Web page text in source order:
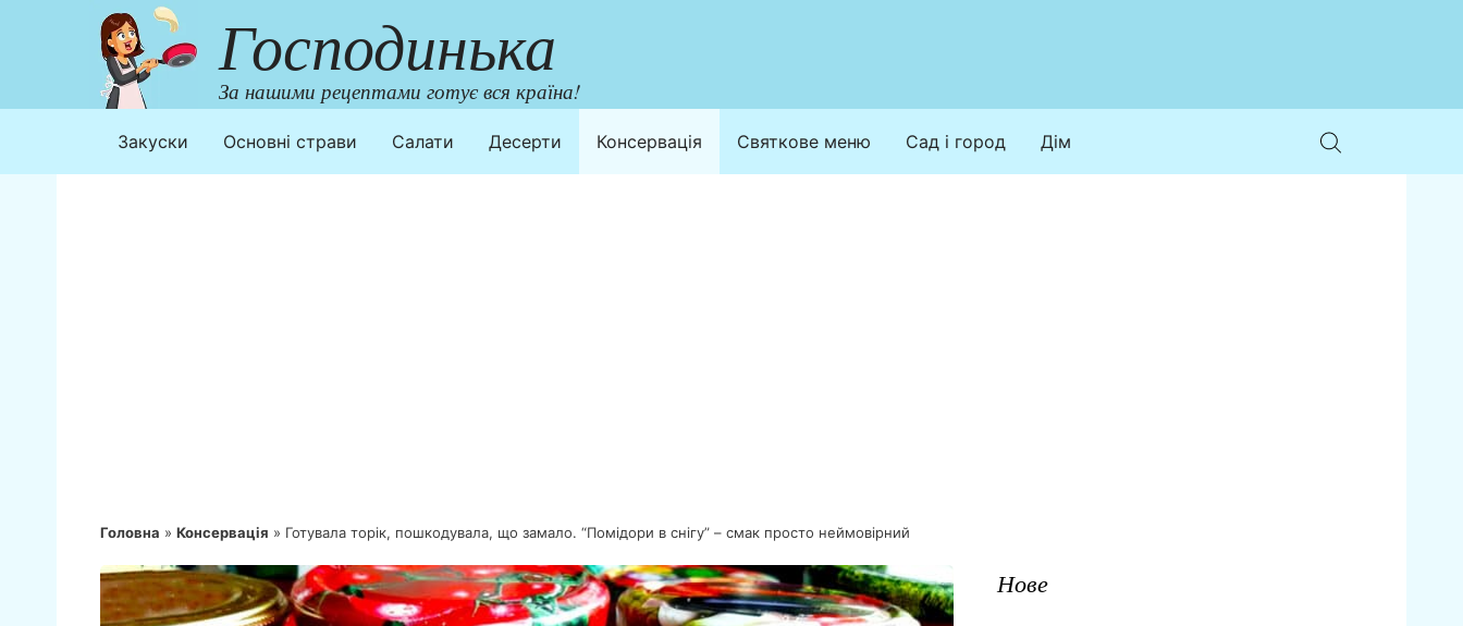
Господинька
За нашими рецептами готує вся країна!
Закуски Основні страви Салати Десерти Консервація Святкове меню Сад і город Дім
Головна » Консервація » Готувала торік, пошкодувала, що замало. “Помідори в снігу” – смак просто неймовірний
Нове